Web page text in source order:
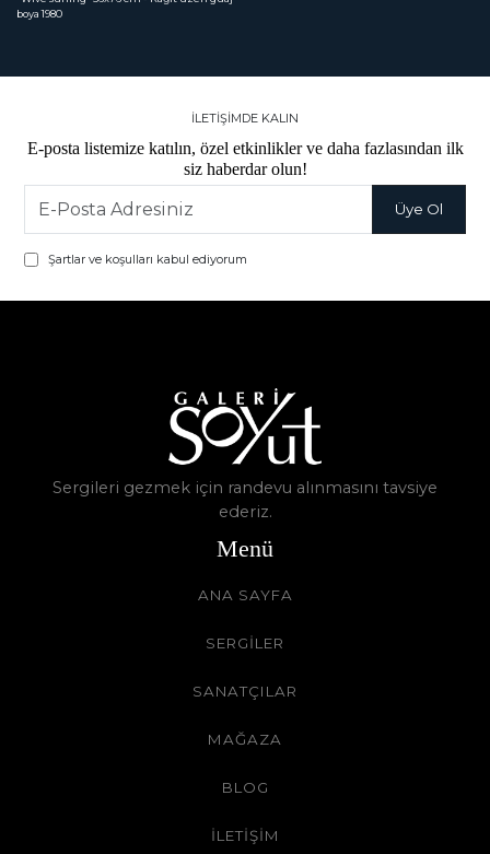
boya 1980
İLETİŞİMDE KALIN
E-posta listemize katılın, özel etkinlikler ve daha fazlasından ilk
siz haberdar olun!
Şartlar ve koşulları kabul ediyorum
Sergileri gezmek için randevu alınmasını tavsiye
ederiz.
Menü
ANA SAYFA
SERGİLER
SANATÇILAR
MAĞAZA
BLOG
İLETİŞİM